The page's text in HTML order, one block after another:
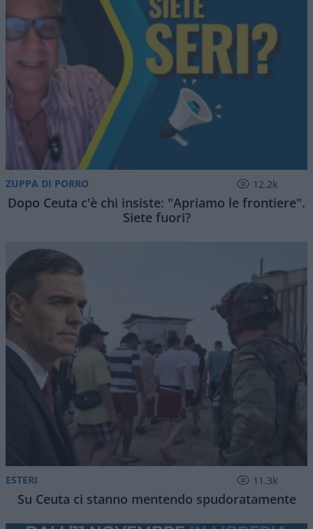
ZUPPA DI PORRO 12.2k
Dopo Ceuta c'è chi insiste: "Apriamo le frontiere".
Siete fuori?
ESTERI 11.3k
Su Ceuta ci stanno mentendo spudoratamente